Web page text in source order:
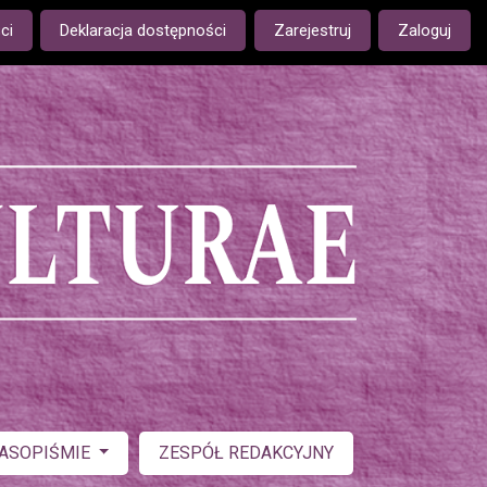
is: Deklaracja dostępności Zarejestruj Zaloguj
ZESPÓŁ REDAKCYJNY